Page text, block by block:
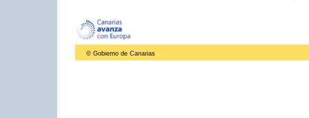
© Gobierno de Canarias